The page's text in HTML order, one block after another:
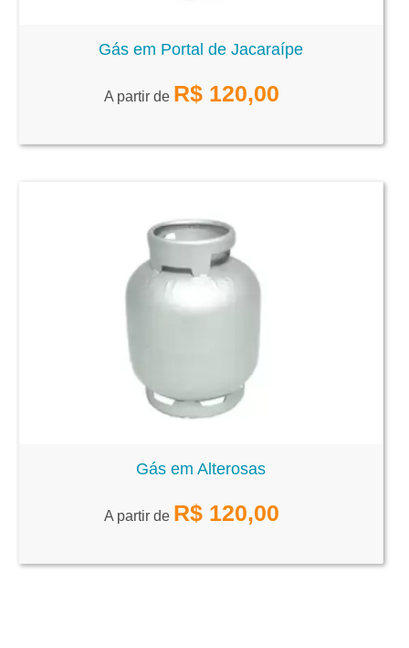
Gás em Portal de Jacaraípe
A partir de R$ 120,00
Gás em Alterosas
A partir de R$ 120,00